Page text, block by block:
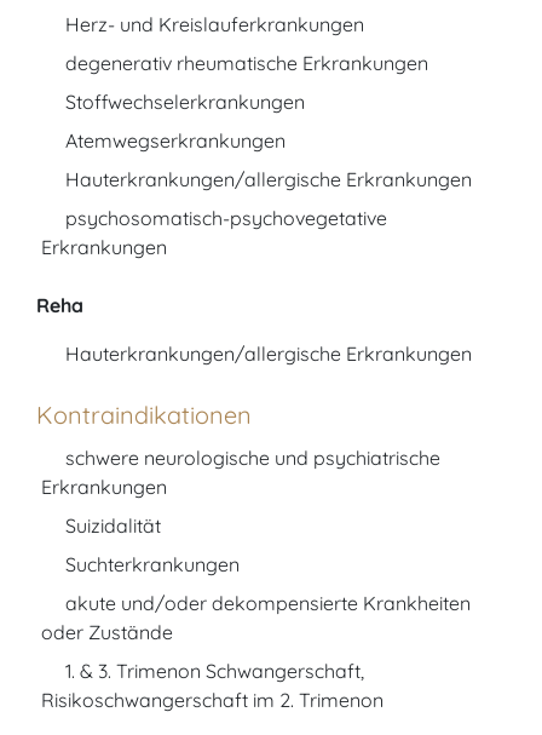
Herz- und Kreislauferkrankungen
degenerativ rheumatische Erkrankungen
Stoffwechselerkrankungen
Atemwegserkrankungen
Hauterkrankungen/allergische Erkrankungen
psychosomatisch-psychovegetative
Erkrankungen
Reha
Hauterkrankungen/allergische Erkrankungen
Kontraindikationen
schwere neurologische und psychiatrische
Erkrankungen
Suizidalität
Suchterkrankungen
akute und/oder dekompensierte Krankheiten
oder Zustände
1. & 3. Trimenon Schwangerschaft,
Risikoschwangerschaft im 2. Trimenon